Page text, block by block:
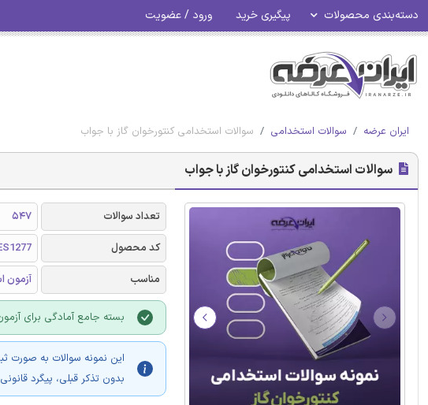
دسته‌بندی محصولات پیگیری خرید ورود / عضویت
ایران عرضه سوالات استخدامی سوالات استخدامی کنتورخوان گاز با جواب
سوالات استخدامی کنتورخوان گاز با جواب
تعداد سوالات 547
کد محصول
مناسب
آزمون
بسته جامع آمادگی برای
این نمونه سوالات به صورت
بدون تذکر قبلی، پیگرد